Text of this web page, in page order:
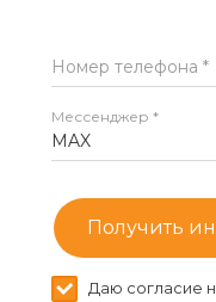
Номер телефона *
Мессенджер *
MAX
Получить
Даю согласие